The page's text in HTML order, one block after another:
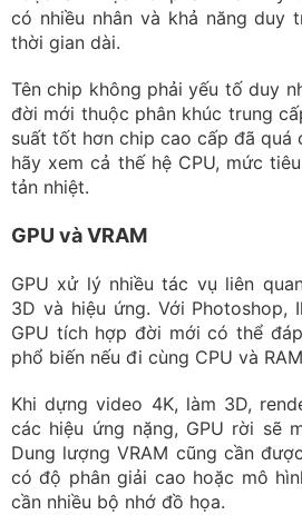
có nhiều nhân và khả năng duy
thời gian dài.
Tên chip không phải yếu tố duy
đời mới thuộc phân khúc trung
suất tốt hơn chip cao cấp đã quá
hãy xem cả thế hệ CPU, mức
tản nhiệt.
GPU và VRAM
GPU xử lý nhiều tác vụ liên
3D và hiệu ứng. Với Photoshop,
GPU tích hợp đời mới có thể
phổ biến nếu đi cùng CPU và
Khi dựng video 4K, làm 3D,
các hiệu ứng nặng, GPU rời sẽ
Dung lượng VRAM cũng cần
có độ phân giải cao hoặc mô
cần nhiều bộ nhớ đồ họa.